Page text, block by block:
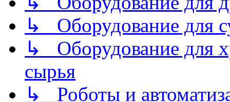
↳ Оборудование для
↳ Оборудование для
сырья
↳ Роботы и